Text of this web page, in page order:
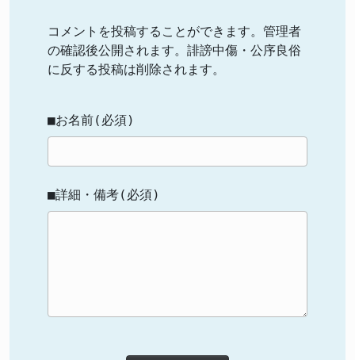
コメントを投稿することができます。管理者
の確認後公開されます。誹謗中傷・公序良俗
に反する投稿は削除されます。
■お名前(必須)
■詳細・備考(必須)